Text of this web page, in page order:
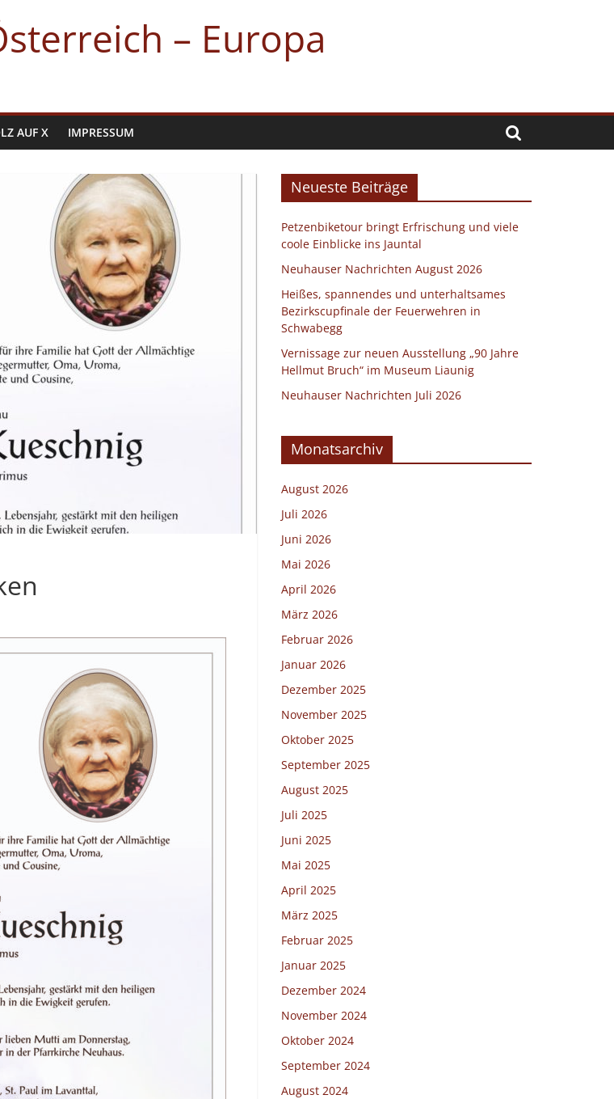
– Europa
AUF X IMPRESSUM
Neueste Beiträge
Petzenbiketour bringt Erfrischung und viele
coole Einblicke ins Jauntal
Neuhauser Nachrichten August 2026
Heißes, spannendes und unterhaltsames
Bezirkscupfinale der Feuerwehren in
Schwabegg
Vernissage zur neuen Ausstellung „90 Jahre
Hellmut Bruch“ im Museum Liaunig
Neuhauser Nachrichten Juli 2026
Monatsarchiv
August 2026
Juli 2026
Juni 2026
Mai 2026
April 2026
März 2026
Februar 2026
Januar 2026
Dezember 2025
November 2025
Oktober 2025
September 2025
August 2025
Juli 2025
Juni 2025
Mai 2025
April 2025
März 2025
Februar 2025
Januar 2025
Dezember 2024
November 2024
Oktober 2024
September 2024
August 2024